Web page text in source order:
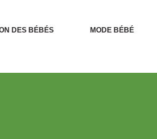
DES BÉBÉS MODE BÉBÉ